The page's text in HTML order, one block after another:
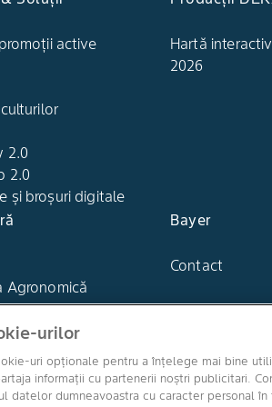
active
2.0
2.0
și broșuri digitale
Hartă
2026
Agronomică
Bayer
Contact
urilor
uri opționale pentru a înțelege mai bine
informații cu partenerii noștri publicitari.
datelor dumneavoastra cu caracter personal